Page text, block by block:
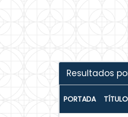
Resultados
PORTADA TÍTULO